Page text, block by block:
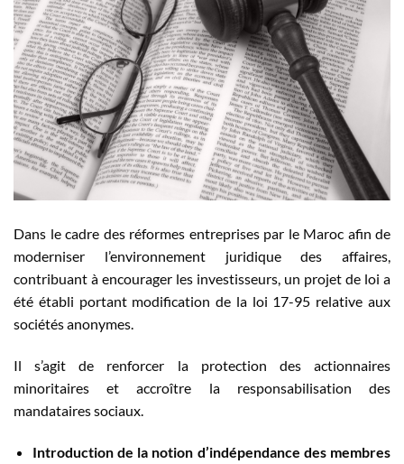
Dans le cadre des réformes entreprises par le Maroc afin de
moderniser l’environnement juridique des affaires,
contribuant à encourager les investisseurs, un projet de loi a
été établi portant modification de la loi 17-95 relative aux
sociétés anonymes.
Il s’agit de renforcer la protection des actionnaires
minoritaires et accroître la responsabilisation des
mandataires sociaux.
Introduction de la notion d’indépendance des membres